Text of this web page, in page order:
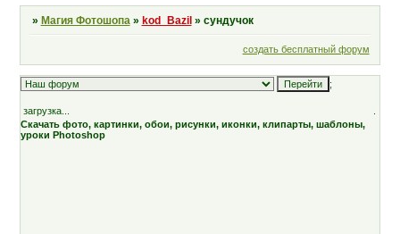
» Магия Фотошопа » kod_Bazil » сундучок
создать бесплатный форум
;
загрузка...
Скачать фото, картинки, обои, рисунки, иконки, клипарты, шаблоны,
уроки Photoshop